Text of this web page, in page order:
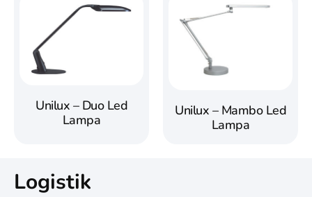
Unilux – Duo Led
Lampa
Unilux – Mambo Led
Lampa
Logistik